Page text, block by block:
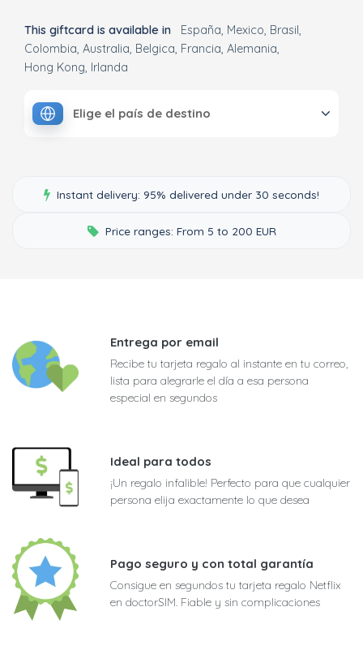
This giftcard is available in España Mexico Brasil
Colombia Australia Belgica Francia Alemania
Hong Kong Irlanda
Elige el país de destino
Instant delivery: 95% delivered under 30 seconds!
Price ranges: From 5 to 200 EUR
Entrega por email
Recibe tu tarjeta regalo al instante en tu correo,
lista para alegrarle el día a esa persona
especial en segundos
Ideal para todos
¡Un regalo infalible! Perfecto para que cualquier
persona elija exactamente lo que desea
Pago seguro y con total garantía
Consigue en segundos tu tarjeta regalo Netflix
en doctorSIM. Fiable y sin complicaciones